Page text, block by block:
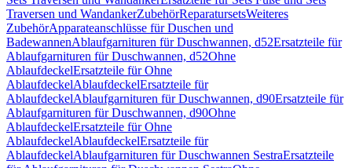
Traversen und WandankerZubehörReparatursetsWeiteres
ZubehörApparateanschlüsse für Duschen und
BadewannenAblaufgarnituren für Duschwannen, d52Ersatzteile für
Ablaufgarnituren für Duschwannen, d52Ohne
AblaufdeckelErsatzteile für Ohne
AblaufdeckelAblaufdeckelErsatzteile für
AblaufdeckelAblaufgarnituren für Duschwannen, d90Ersatzteile für
Ablaufgarnituren für Duschwannen, d90Ohne
AblaufdeckelErsatzteile für Ohne
AblaufdeckelAblaufdeckelErsatzteile für
AblaufdeckelAblaufgarnituren für Duschwannen SestraErsatzteile